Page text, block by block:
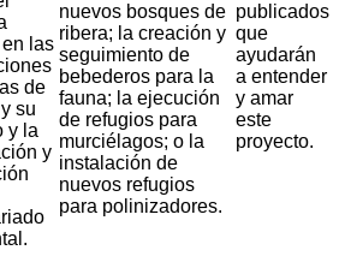
las
de
su
y la
y
nuevos bosques de
ribera; la creación y
seguimiento de
bebederos para la
fauna; la ejecución
de refugios para
murciélagos; o la
instalación de
nuevos refugios
para polinizadores.
publicados
que
ayudarán
a entender
y amar
este
proyecto.